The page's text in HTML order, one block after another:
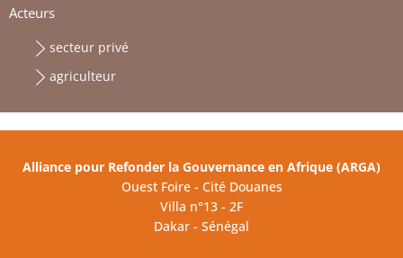
Acteurs
secteur privé
agriculteur
Alliance pour Refonder la Gouvernance en Afrique (ARGA)
Ouest Foire - Cité Douanes
Villa n°13 - 2F
Dakar - Sénégal